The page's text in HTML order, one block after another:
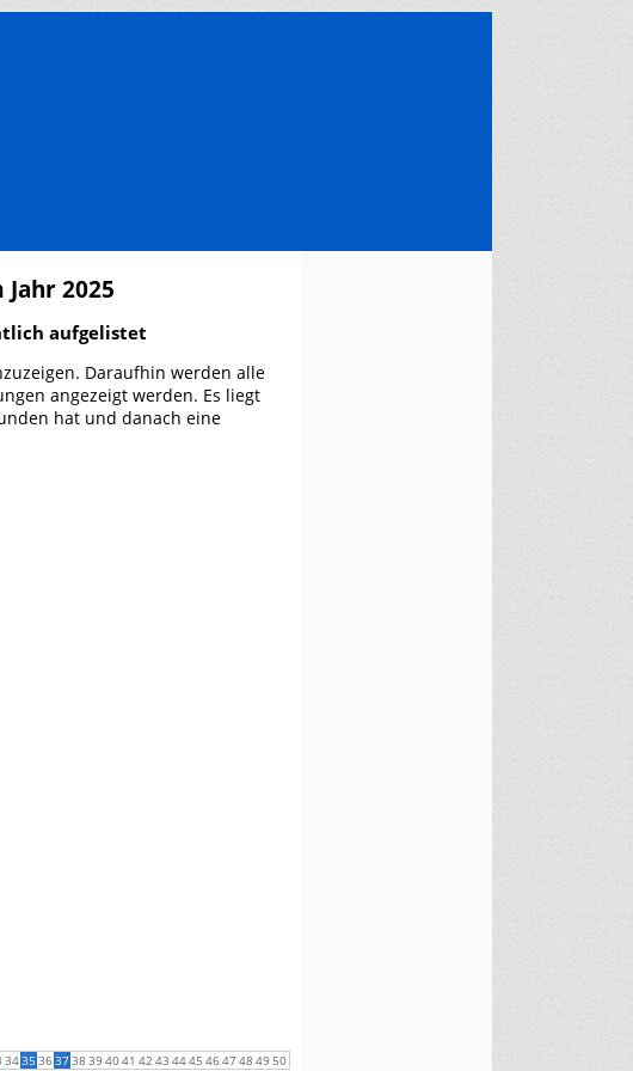
2025
aufgelistet
Daraufhin werden alle
angezeigt werden. Es liegt
hat und danach eine
3435 363738 39 4041 42 43 4445 464748 49 50